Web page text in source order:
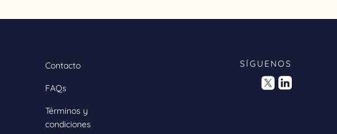
Contacto
FAQs
Términos y
condiciones
SÍGUENOS